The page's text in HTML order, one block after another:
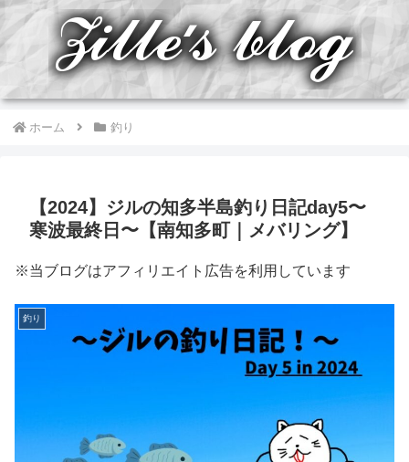
ホーム 釣り
【2024】ジルの知多半島釣り日記day5〜
寒波最終日〜【南知多町｜メバリング】
※当ブログはアフィリエイト広告を利用しています
釣り